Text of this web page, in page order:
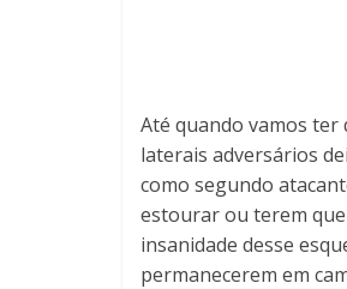
Até quando vamos ter
laterais adversários
como segundo
estourar ou terem
insanidade desse
permanecerem em